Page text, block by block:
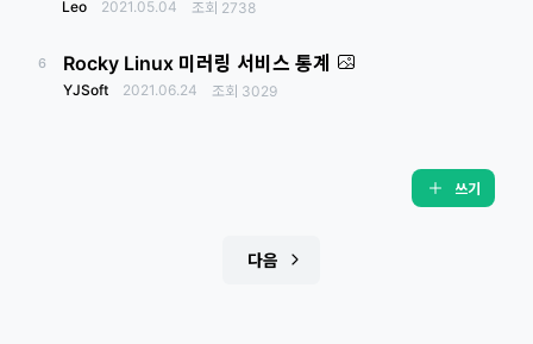
Leo 2021.05.04 조회 2738
6 Rocky Linux 미러링 서비스 통계
YJSoft 2021.06.24 조회 3029
쓰기
다음